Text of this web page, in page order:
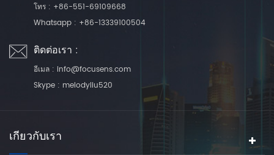
โทร : +86-551-69109668
Whatsapp : +86-13339100504
ติดต่อเรา :
อีเมล : info@focusens.com
Skype : melodyliu520
เกี่ยวกับเรา